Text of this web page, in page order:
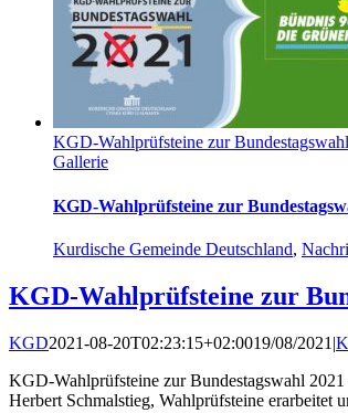
KGD-Wahlprüfsteine zur
Gallerie
KGD-Wahlprüfsteine zur
Kurdische Gemeinde Deutschland,
KGD-Wahlprüfsteine zur
KGD2021-08-20T02:23:15+02:0019/08/2021 |
KGD-Wahlprüfsteine zur Bundestagswahl
Herbert Schmalstieg, Wahlprüfsteine erarbeitet